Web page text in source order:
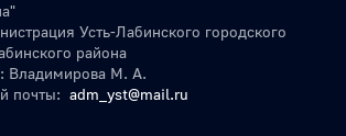
Усть-Лабинского городского
района
Владимирова М. А.
почты: adm_yst@mail.ru